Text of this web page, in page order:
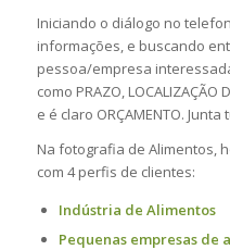
Iniciando o diálogo no
informações, e buscando
pessoa/empresa
como PRAZO, LOCALIZAÇÃO
e é claro ORÇAMENTO.
Na fotografia de Alimentos,
com 4 perfis de clientes:
Indústria de Alimentos
Pequenas empresas